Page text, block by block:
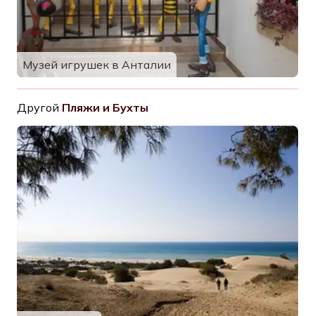
Музей игрушек в Анталии
Другой Пляжи и Бухты